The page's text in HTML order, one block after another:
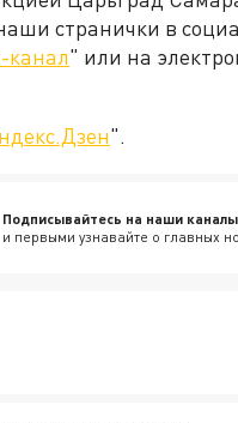
странички в
канал" или на
".
Подписывайтесь на наши каналы
и первыми узнавайте о главных